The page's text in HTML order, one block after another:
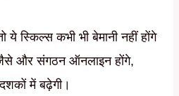
स्किल्स कभी भी बेमानी नहीं होंगे
और संगठन ऑनलाइन होंगे,
में बढ़ेगी।